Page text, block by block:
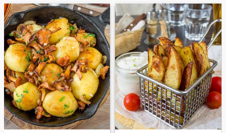
Печеный картофель
а ля "Папасад"